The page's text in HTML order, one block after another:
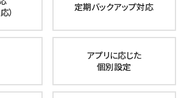
）
定期バックアップ対応
アプリに応じた
個別設定